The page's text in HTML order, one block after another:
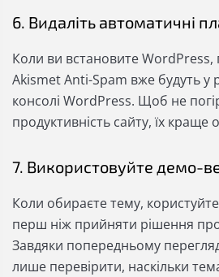
6. Видаліть автоматичні
Коли ви встановите WordPress,
Akismet Anti-Spam вже будуть у
консолі WordPress. Щоб не
продуктивність сайту, їх краще
7. Використовуйте демо-
Коли обираєте тему,
перш ніж прийняти рішення
Завдяки попередньому
лише перевірити, наскільки